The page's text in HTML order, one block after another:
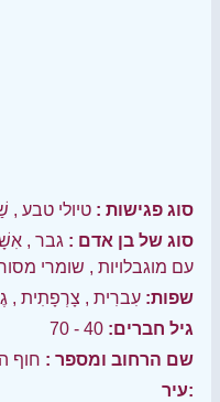
סוג פגישות : טיולי טבע ,
סוג של בן אדם : גבר ,
עם מוגבלויות , שומרי
שפות: עִברִית , צָרְפָתִית ,
גיל חברים: 40 - 70
שם הרחוב ומספר : חוף
עיר: